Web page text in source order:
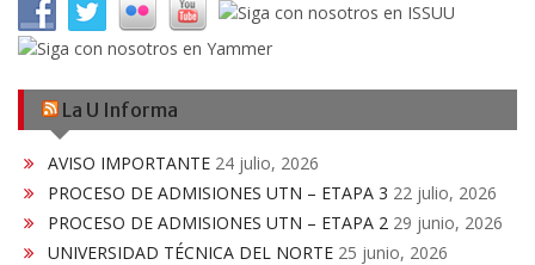
La U Informa
AVISO IMPORTANTE 24 julio, 2026
PROCESO DE ADMISIONES UTN – ETAPA 3 22 julio, 2026
PROCESO DE ADMISIONES UTN – ETAPA 2 29 junio, 2026
UNIVERSIDAD TÉCNICA DEL NORTE 25 junio, 2026